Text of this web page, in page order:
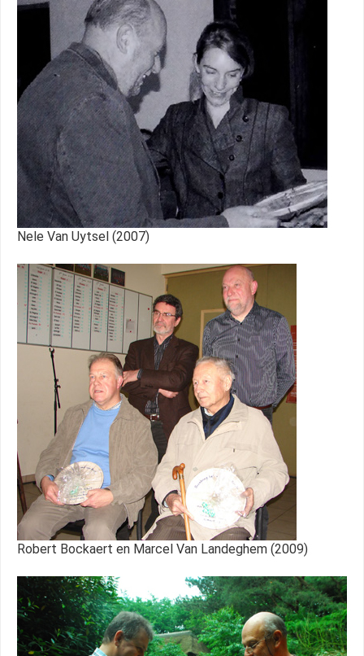
Nele Van Uytsel (2007)
Robert Bockaert en Marcel Van Landeghem (2009)